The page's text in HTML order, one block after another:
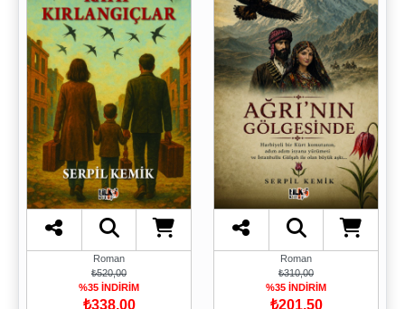
Roman
₺520,00
%35 İNDİRİM
₺338,00
Roman
₺310,00
%35 İNDİRİM
₺201,50